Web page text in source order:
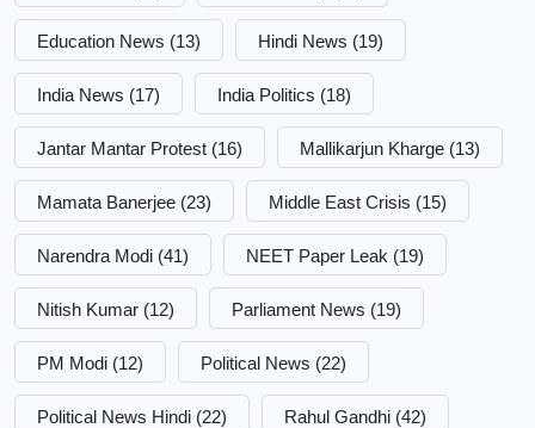
Education News (13) Hindi News (19)
India News (17) India Politics (18)
Jantar Mantar Protest (16) Mallikarjun Kharge (13)
Mamata Banerjee (23) Middle East Crisis (15)
Narendra Modi (41) NEET Paper Leak (19)
Nitish Kumar (12) Parliament News (19)
PM Modi (12) Political News (22)
Political News Hindi (22) Rahul Gandhi (42)